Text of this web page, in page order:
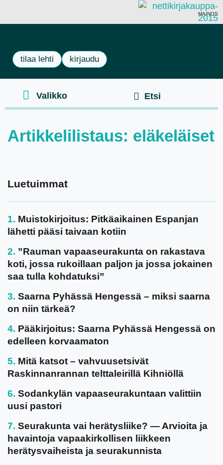
MAINOS
tilaa lehti kirjaudu
Artikkelilistaus: eläkeläiset
Luetuimmat
Muistokirjoitus: Pitkäaikainen Espanjan
lähetti pääsi taivaan kotiin
”Rauman vapaaseurakunta on rakastava
koti, jossa rukoillaan paljon ja jossa jokainen
saa tulla kohdatuksi”
Saarna Pyhässä Hengessä – miksi saarna
on niin tärkeä?
Pääkirjoitus: Saarna Pyhässä Hengessä on
edelleen korvaamaton
Mitä katsot – vahvuusetsivät
Raskinnanrannan telttaleirillä Kihniöllä
Sodankylän vapaaseurakuntaan valittiin
uusi pastori
Seurakunta vai herätysliike? — Arvioita ja
havaintoja vapaakirkollisen liikkeen
herätysvaiheista ja seurakunnista